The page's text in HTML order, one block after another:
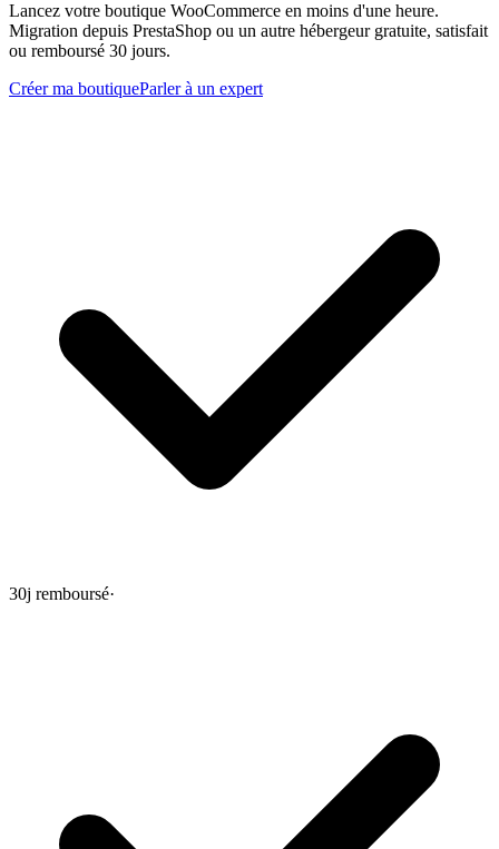
Lancez votre boutique WooCommerce en moins d'une heure.
Migration depuis PrestaShop ou un autre hébergeur gratuite, satisfait
ou remboursé 30 jours.
Créer ma boutiqueParler à un expert
30j remboursé·